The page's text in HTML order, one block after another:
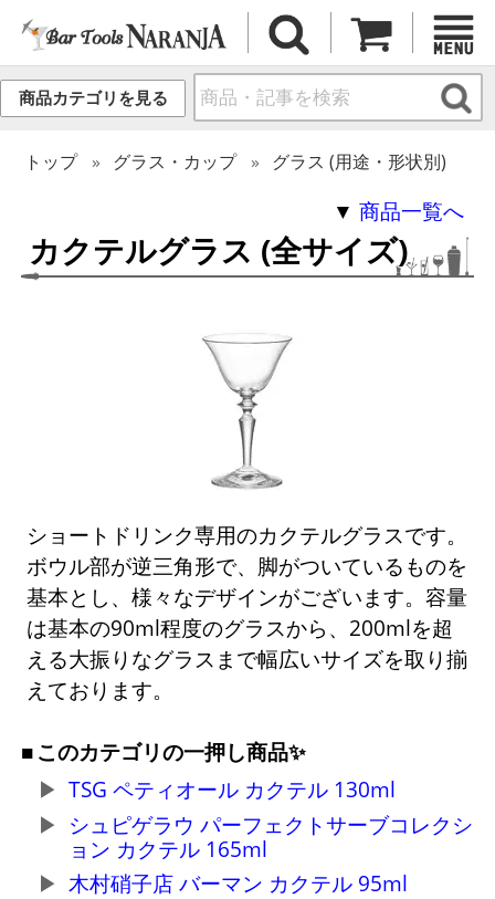
商品カテゴリを見る
トップ グラス・カップ グラス (用途・形状別)
カクテルグラス (全サイズ)
▼商品一覧へ
ショートドリンク専用のカクテルグラスです。
ボウル部が逆三角形で、脚がついているものを
基本とし、様々なデザインがございます。容量
は基本の90ml程度のグラスから、200mlを超
える大振りなグラスまで幅広いサイズを取り揃
えております。
このカテゴリの一押し商品✨
TSG ペティオール カクテル 130ml
シュピゲラウ パーフェクトサーブコレクシ
ョン カクテル 165ml
木村硝子店 バーマン カクテル 95ml